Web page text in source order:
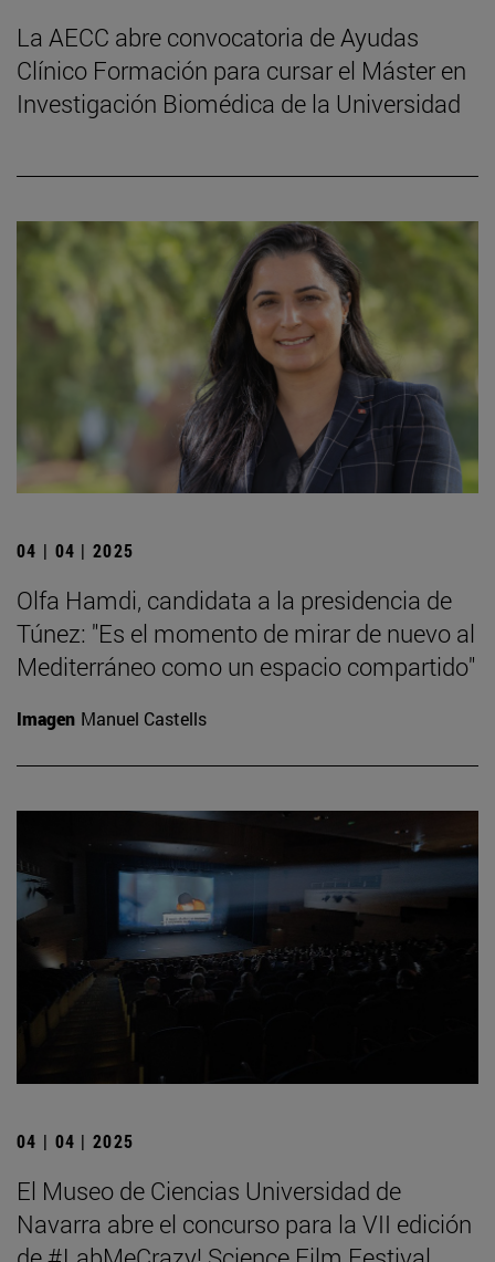
La AECC abre convocatoria de Ayudas
Clínico Formación para cursar el Máster en
Investigación Biomédica de la Universidad
04 | 04 | 2025
Olfa Hamdi, candidata a la presidencia de
Túnez: "Es el momento de mirar de nuevo al
Mediterráneo como un espacio compartido"
Imagen Manuel Castells
04 | 04 | 2025
El Museo de Ciencias Universidad de
Navarra abre el concurso para la VII edición